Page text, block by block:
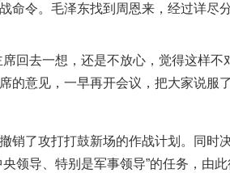
命令。毛泽东找到周恩来，经过详尽
去一想，还是不放心，觉得这样不
的意见，一早再开会议，把大家说服
了攻打打鼓新场的作战计划。同时
领导、特别是军事领导”的任务，由